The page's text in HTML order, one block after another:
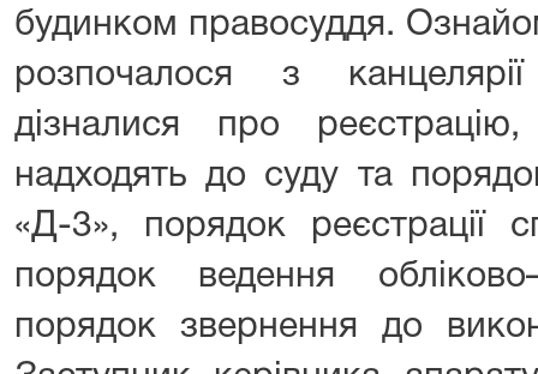
будинком правосуддя.
розпочалося з
дізналися про
надходять до суду та
«Д-3», порядок реєстрації
порядок ведення
порядок звернення до